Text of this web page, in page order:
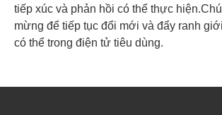
tiếp xúc và phản hồi có thể thực
mừng để tiếp tục đổi mới và đẩy ranh
có thể trong điện tử tiêu dùng.